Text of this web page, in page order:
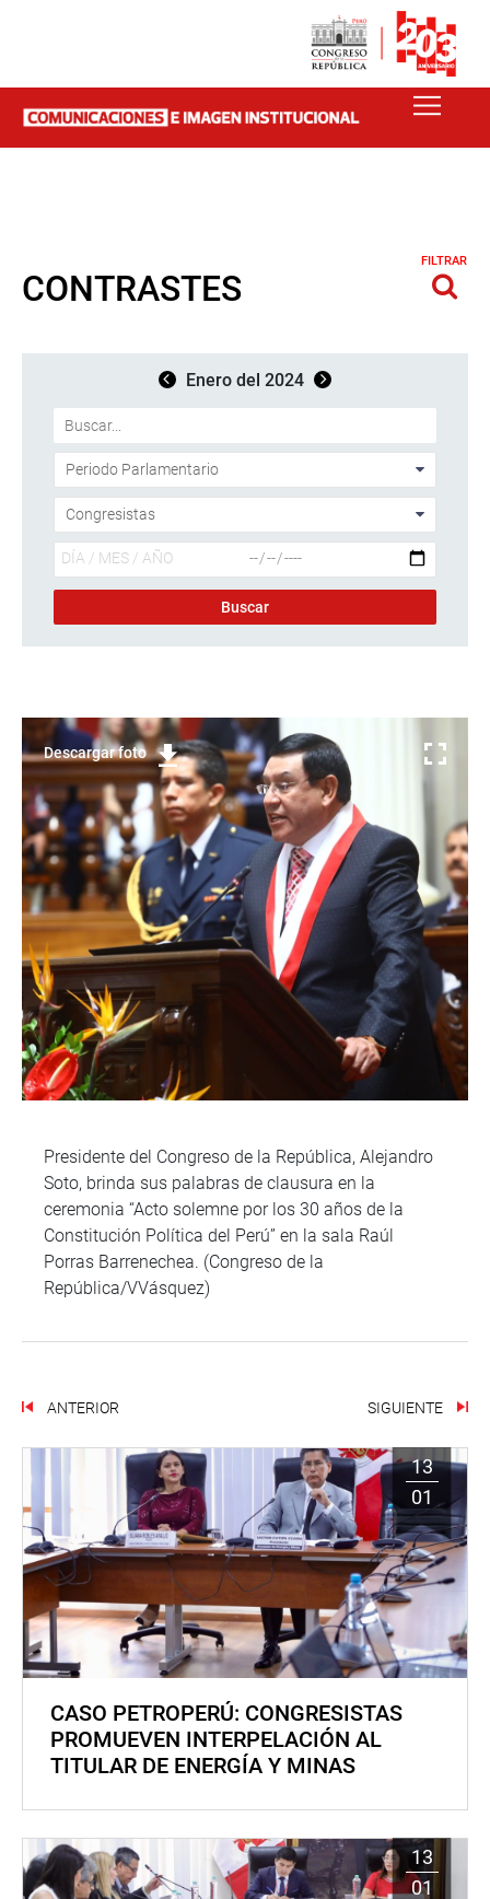
CONTRASTES
FILTRAR
Enero del 2024
Descargar foto
Presidente del Congreso de la República, Alejandro
Soto, brinda sus palabras de clausura en la
ceremonia “Acto solemne por los 30 años de la
Constitución Política del Perú” en la sala Raúl
Porras Barrenechea. (Congreso de la
República/VVásquez)
ANTERIOR SIGUIENTE
13
01
CASO PETROPERÚ: CONGRESISTAS
PROMUEVEN INTERPELACIÓN AL
TITULAR DE ENERGÍA Y MINAS
13
01